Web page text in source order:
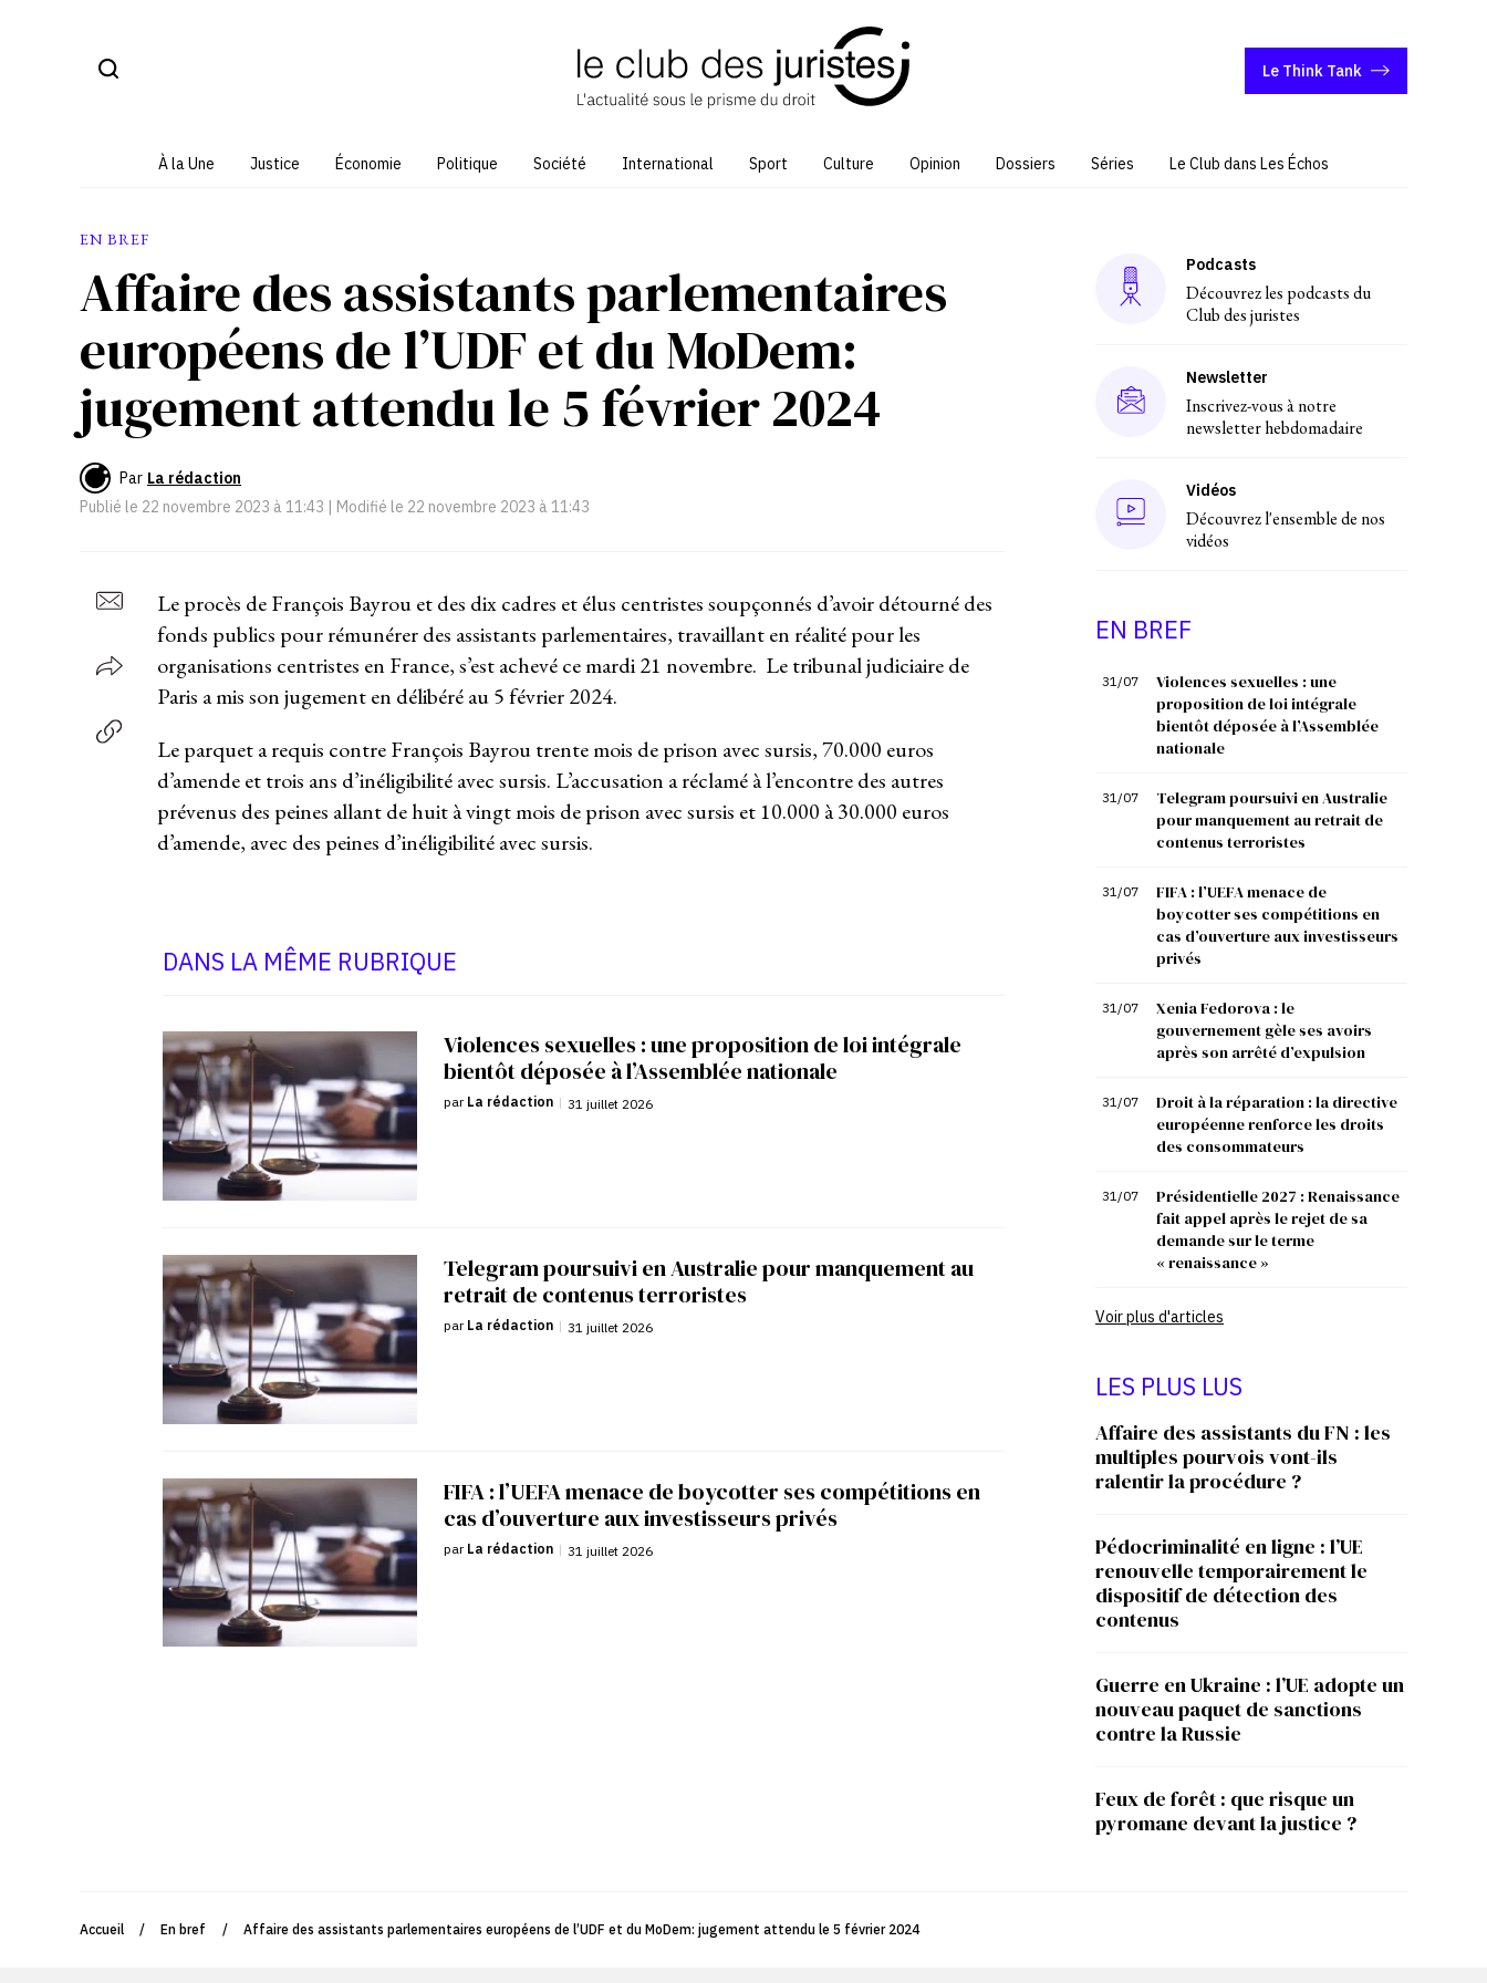
Le Think Tank
À la Une Justice Économie Politique Société International Sport Culture Opinion Dossiers Séries Le Club dans Les Échos
EN BREF
Affaire des assistants parlementaires
européens de l’UDF et du MoDem:
jugement attendu le 5 février 2024
Par La rédaction
Publié le 22 novembre 2023 à 11:43 | Modifié le 22 novembre 2023 à 11:43
Le procès de François Bayrou et des dix cadres et élus centristes soupçonnés d’avoir détourné des
fonds publics pour rémunérer des assistants parlementaires, travaillant en réalité pour les
organisations centristes en France, s’est achevé ce mardi 21 novembre. Le tribunal judiciaire de
Paris a mis son jugement en délibéré au 5 février 2024.
Le parquet a requis contre François Bayrou trente mois de prison avec sursis, 70.000 euros
d’amende et trois ans d’inéligibilité avec sursis. L’accusation a réclamé à l’encontre des autres
prévenus des peines allant de huit à vingt mois de prison avec sursis et 10.000 à 30.000 euros
d’amende, avec des peines d’inéligibilité avec sursis.
DANS LA MÊME RUBRIQUE
Violences sexuelles : une proposition de loi intégrale
bientôt déposée à l’Assemblée nationale
par La rédaction | 31 juillet 2026
Telegram poursuivi en Australie pour manquement au
retrait de contenus terroristes
par La rédaction | 31 juillet 2026
FIFA : l’UEFA menace de boycotter ses compétitions en
cas d’ouverture aux investisseurs privés
par La rédaction | 31 juillet 2026
Podcasts
Découvrez les podcasts du
Club des juristes
Newsletter
Inscrivez-vous à notre
newsletter hebdomadaire
Vidéos
Découvrez l'ensemble de nos
vidéos
EN BREF
31/07
Violences sexuelles : une
proposition de loi intégrale
bientôt déposée à l’Assemblée
nationale
31/07
Telegram poursuivi en Australie
pour manquement au retrait de
contenus terroristes
31/07
FIFA : l’UEFA menace de
boycotter ses compétitions en
cas d’ouverture aux investisseurs
privés
31/07
Xenia Fedorova : le
gouvernement gèle ses avoirs
après son arrêté d’expulsion
31/07
Droit à la réparation : la directive
européenne renforce les droits
des consommateurs
31/07
Présidentielle 2027 : Renaissance
fait appel après le rejet de sa
demande sur le terme
« renaissance »
Voir plus d'articles
LES PLUS LUS
Affaire des assistants du FN : les
multiples pourvois vont-ils
ralentir la procédure ?
Pédocriminalité en ligne : l’UE
renouvelle temporairement le
dispositif de détection des
contenus
Guerre en Ukraine : l’UE adopte un
nouveau paquet de sanctions
contre la Russie
Feux de forêt : que risque un
pyromane devant la justice ?
Accueil / En bref / Affaire des assistants parlementaires européens de l’UDF et du MoDem: jugement attendu le 5 février 2024